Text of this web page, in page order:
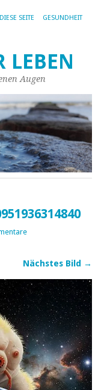
SEITE GESUNDHEIT
LEBEN
Augen
Nächstes Bild →